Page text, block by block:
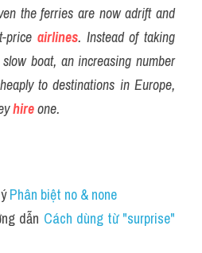
the ferries are now adrift and
price airlines. Instead of taking
boat, an increasing number
to destinations in Europe,
hire one.
Phân biệt no & none
dẫn Cách dùng từ "surprise"